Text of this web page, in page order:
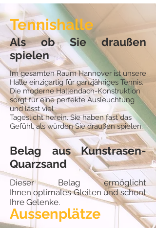
Tennishalle
Als ob Sie draußen
spielen
Im gesamten Raum Hannover ist unsere
Halle einzigartig für ganzjähriges Tennis.
Die moderne Hallendach-Konstruktion
sorgt für eine perfekte Ausleuchtung
und lässt viel
Tageslicht herein. Sie haben fast das
Gefühl, als würden Sie draußen spielen.
Belag aus Kunstrasen-
Quarzsand
Dieser Belag ermöglicht
Ihnen optimales Gleiten und schont
Ihre Gelenke.
Aussenplätze